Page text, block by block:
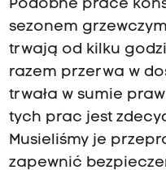
Podobne prace
sezonem
trwają od kilku
razem przerwa w
trwała w sumie
tych prac jest
Musieliśmy je
zapewnić